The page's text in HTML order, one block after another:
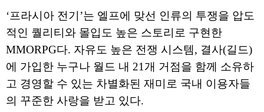
‘프라시아 전기’는 엘프에 맞선 인류의 투쟁을 압도
적인 퀄리티와 몰입도 높은 스토리로 구현한
MMORPG다. 자유도 높은 전쟁 시스템, 결사(길드)
에 가입한 누구나 월드 내 21개 거점을 함께 소유하
고 경영할 수 있는 차별화된 재미로 국내 이용자들
의 꾸준한 사랑을 받고 있다.